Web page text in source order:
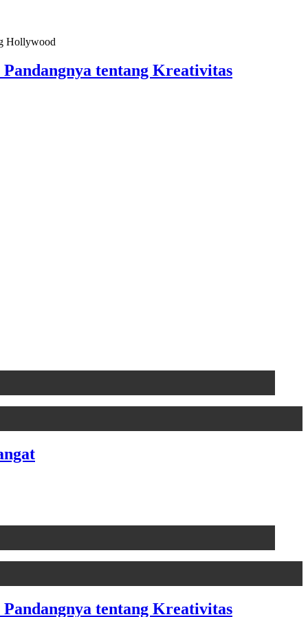
tentang Kreativitas
tentang Kreativitas